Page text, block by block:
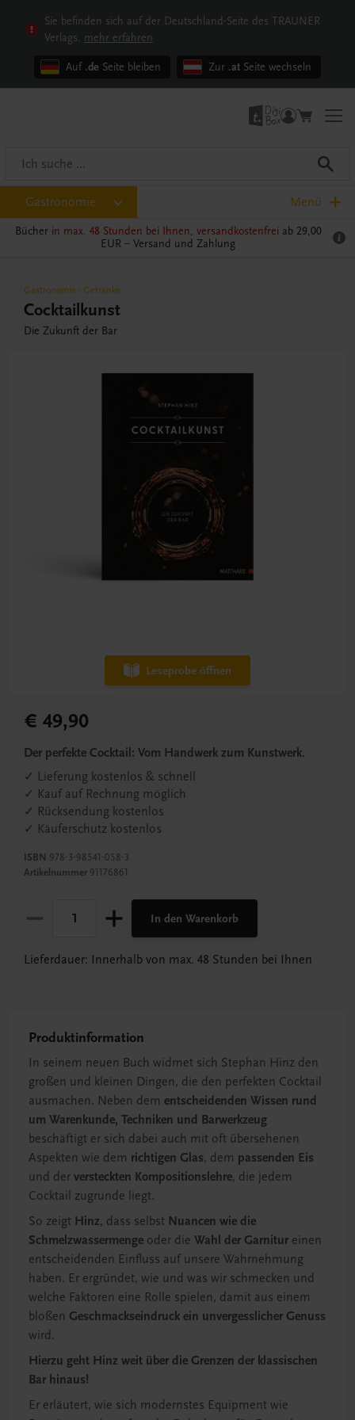
Sie befinden sich auf der Deutschland-Seite des TRAUNER
Verlags. mehr erfahren
Auf .de Seite bleiben Zur .at Seite wechseln
Gastronomie Menü
Bücher in max. 48 Stunden bei Ihnen, versandkostenfrei ab 29,00
EUR – Versand und Zahlung
Gastronomie - Getränke
Cocktailkunst
Die Zukunft der Bar
Leseprobe öffnen
€ 49,90
Der perfekte Cocktail: Vom Handwerk zum Kunstwerk.
✓ Lieferung kostenlos & schnell
✓ Kauf auf Rechnung möglich
✓ Rücksendung kostenlos
✓ Käuferschutz kostenlos
ISBN 978-3-98541-058-3
Artikelnummer 91176861
In den Warenkorb
Lieferdauer: Innerhalb von max. 48 Stunden bei Ihnen
Produktinformation
In seinem neuen Buch widmet sich Stephan Hinz den
großen und kleinen Dingen, die den perfekten Cocktail
ausmachen. Neben dem entscheidenden Wissen rund
um Warenkunde, Techniken und Barwerkzeug
beschäftigt er sich dabei auch mit oft übersehenen
Aspekten wie dem richtigen Glas, dem passenden Eis
und der versteckten Kompositionslehre, die jedem
Cocktail zugrunde liegt.
So zeigt Hinz, dass selbst Nuancen wie die
Schmelzwassermenge oder die Wahl der Garnitur einen
entscheidenden Einfluss auf unsere Wahrnehmung
haben. Er ergründet, wie und was wir schmecken und
welche Faktoren eine Rolle spielen, damit aus einem
bloßen Geschmackseindruck ein unvergesslicher Genuss
wird.
Hierzu geht Hinz weit über die Grenzen der klassischen
Bar hinaus!
Er erläutert, wie sich modernstes Equipment wie